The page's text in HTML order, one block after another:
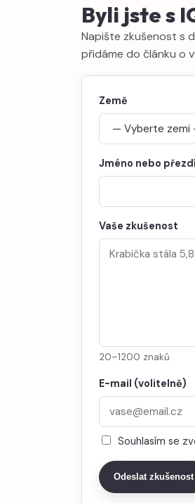
Byli jste s
Napište zkušenost s
přidáme do článku o
Země
Jméno nebo
Vaše zkušenost
20–1200 znaků
E-mail (volitelně)
Souhlasím se
Odeslat zkušenost